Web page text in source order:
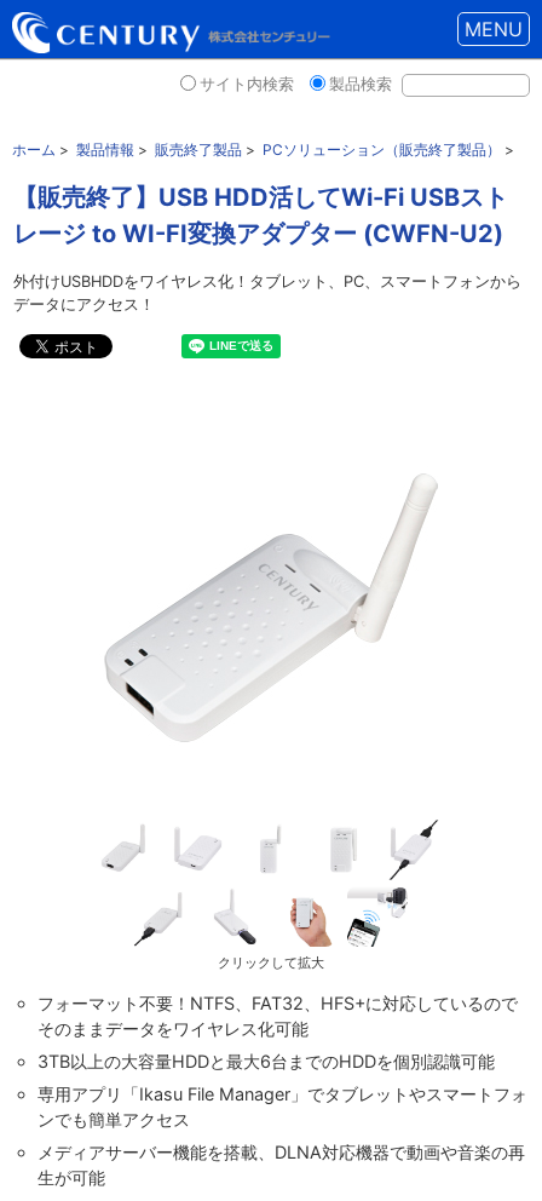
MENU
サイト内検索 製品検索
ホーム > 製品情報 > 販売終了製品 > PCソリューション（販売終了製品） >
【販売終了】USB HDD活してWi-Fi USBスト
レージ to WI-FI変換アダプター (CWFN-U2)
外付けUSBHDDをワイヤレス化！タブレット、PC、スマートフォンから
データにアクセス！
クリックして拡大
フォーマット不要！NTFS、FAT32、HFS+に対応しているので
そのままデータをワイヤレス化可能
3TB以上の大容量HDDと最大6台までのHDDを個別認識可能
専用アプリ「Ikasu File Manager」でタブレットやスマートフォ
ンでも簡単アクセス
メディアサーバー機能を搭載、DLNA対応機器で動画や音楽の再
生が可能